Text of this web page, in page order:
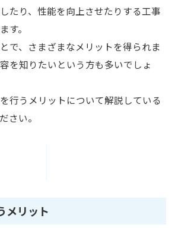
たり、性能を向上させたりする工事
す。
で、さまざまなメリットを得られま
を知りたいという方も多いでしょ
行うメリットについて解説している
さい。
メリット